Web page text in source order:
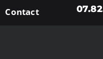
Contact